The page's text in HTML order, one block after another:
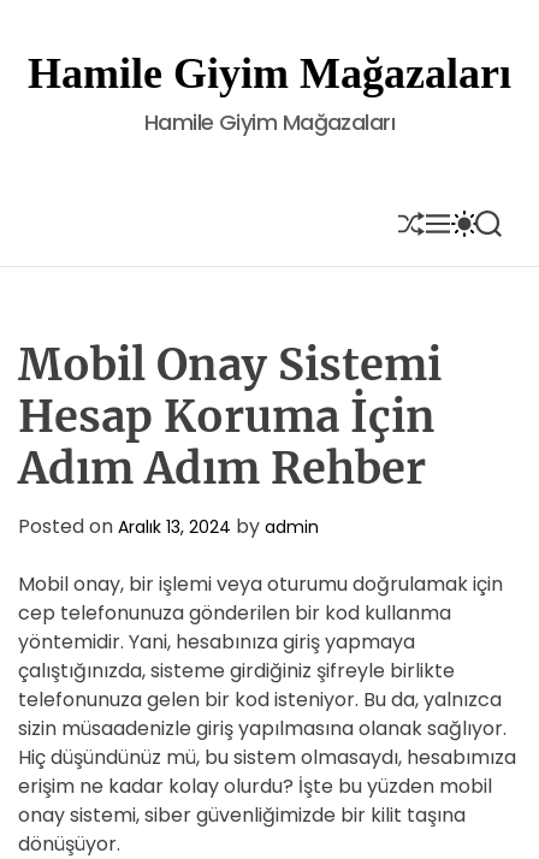
t
Hamile Giyim Mağazaları
Hamile Giyim Mağazaları
S
H
U
E
M
E
N
S
W
I
S
E
A
Mobil Onay Sistemi
Hesap Koruma İçin
Adım Adım Rehber
Posted on Aralık 13, 2024 by admin
Mobil onay, bir işlemi veya oturumu doğrulamak için
cep telefonunuza gönderilen bir kod kullanma
yöntemidir. Yani, hesabınıza giriş yapmaya
çalıştığınızda, sisteme girdiğiniz şifreyle birlikte
telefonunuza gelen bir kod isteniyor. Bu da, yalnızca
sizin müsaadenizle giriş yapılmasına olanak sağlıyor.
Hiç düşündünüz mü, bu sistem olmasaydı, hesabımıza
erişim ne kadar kolay olurdu? İşte bu yüzden mobil
onay sistemi, siber güvenliğimizde bir kilit taşına
dönüşüyor.